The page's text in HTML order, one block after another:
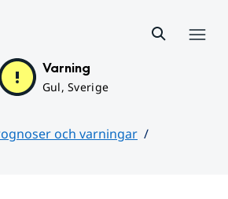
Varning
Gul, Sverige
och varningar